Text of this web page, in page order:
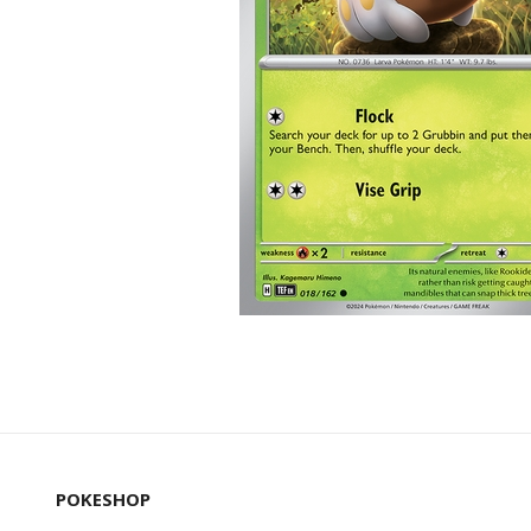
POKESHOP